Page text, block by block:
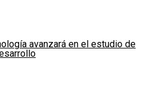
avanzará en el estudio de